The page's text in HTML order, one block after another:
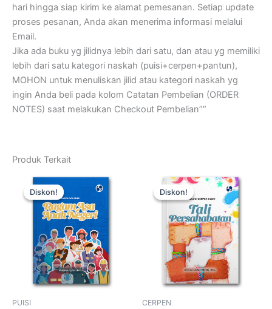
hari hingga siap kirim ke alamat pemesanan. Setiap update
proses pesanan, Anda akan menerima informasi melalui
Email.
Jika ada buku yg jilidnya lebih dari satu, dan atau yg memiliki
lebih dari satu kategori naskah (puisi+cerpen+pantun),
MOHON untuk menuliskan jilid atau kategori naskah yg
ingin Anda beli pada kolom Catatan Pembelian (ORDER
NOTES) saat melakukan Checkout Pembelian””
Produk Terkait
Diskon!
Diskon!
PUISI
Harga
aslinya
adalah:
Rp50.000.
Harga
saat
adalah:
Rp35.000.
Kuantitas
Ragam
Asa
Anak
Negeri
Diskon!
Diskon!
CERPEN
Harga
aslinya
adalah:
Rp50.000.
Harga
saat
ini
adalah:
Rp35.000.
Kuantitas
Tali
Persahabatan